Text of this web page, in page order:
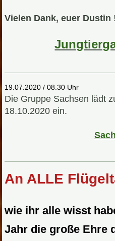
Vielen Dank, euer Dustin
19.07.2020 / 08.30 Uhr
Die Gruppe Sachsen lädt
18.10.2020 ein.
S
An ALLE
wie ihr alle wisst
Jahr die große Ehre